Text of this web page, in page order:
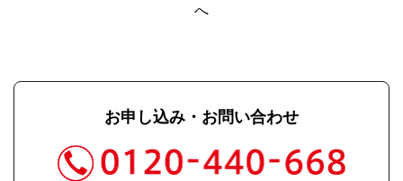
へ
お申し込み・お問い合わせ